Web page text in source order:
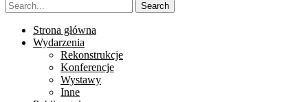
Strona główna
Wydarzenia
Rekonstrukcje
Konferencje
Wystawy
Inne